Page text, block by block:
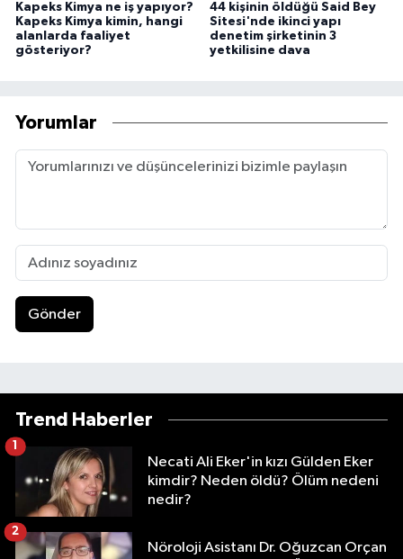
Kapeks Kimya ne iş yapıyor?
Kapeks Kimya kimin, hangi
alanlarda faaliyet
gösteriyor?
44 kişinin öldüğü Said Bey
Sitesi'nde ikinci yapı
denetim şirketinin 3
yetkilisine dava
Yorumlar
Gönder
Trend Haberler
Necati Ali Eker'in kızı Gülden Eker
kimdir? Neden öldü? Ölüm nedeni
nedir?
1
Nöroloji Asistanı Dr. Oğuzcan Orçan
2